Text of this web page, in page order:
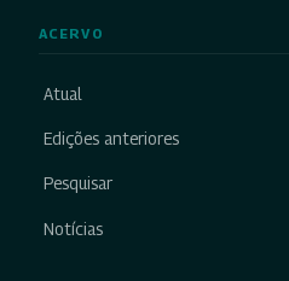
ACERVO
Atual
Edições anteriores
Pesquisar
Notícias